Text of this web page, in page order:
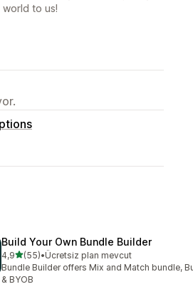
world to us!
Build Your Own Bundle Builder
4,95 yıldız üzerinden
(55)
toplam 55 değerlendirme
•Ücretsiz plan mevcut
Bundle Builder offers Mix and Match bundle,
& BYOB